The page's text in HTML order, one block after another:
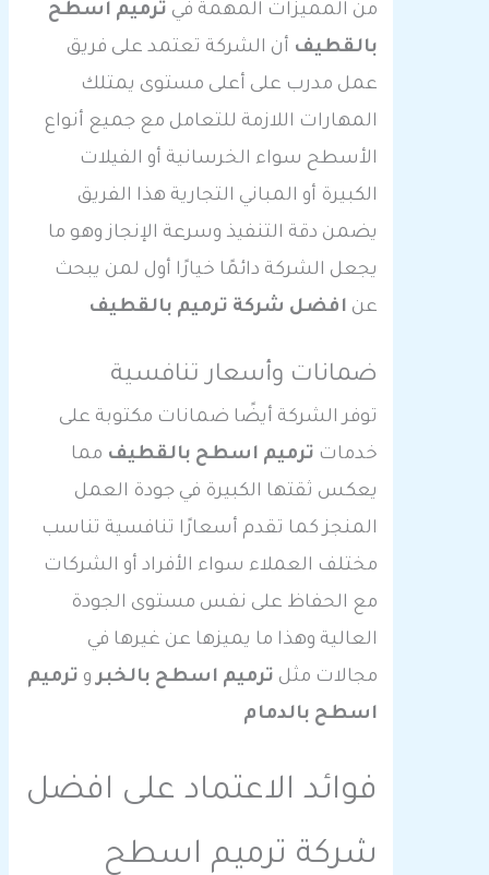
من المميزات المهمة فيترميم اسطح
بالقطيفأن الشركة تعتمد على فريق
عمل مدرب على أعلى مستوى يمتلك
المهارات اللازمة للتعامل مع جميع أنواع
الأسطح سواء الخرسانية أو الفيلات
الكبيرة أو المباني التجارية هذا الفريق
يضمن دقة التنفيذ وسرعة الإنجاز وهو ما
يجعل الشركة دائمًا خيارًا أول لمن يبحث
افضل شركة ترميم بالقطيف
ضمانات وأسعار تنافسية
توفر الشركة أيضًا ضمانات مكتوبة على
خدماتترميم اسطح بالقطيفمما
يعكس ثقتها الكبيرة في جودة العمل
المنجز كما تقدم أسعارًا تنافسية تناسب
مختلف العملاء سواء الأفراد أو الشركات
مع الحفاظ على نفس مستوى الجودة
العالية وهذا ما يميزها عن غيرها في
مجالات مثلترميم اسطح بالخبروترميم
اسطح بالدمام
فوائد الاعتماد على افضل
شركة ترميم اسطح